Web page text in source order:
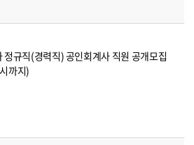
정규직(경력직) 공인회계사 직원 공개모집
까지)